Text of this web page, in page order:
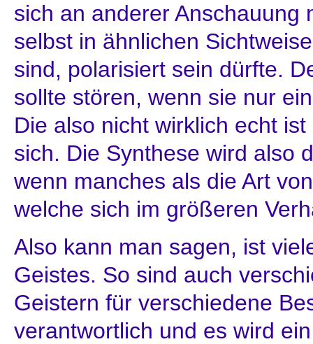
sich an anderer Anschauung
selbst in ähnlichen
sind, polarisiert sein dürfte.
sollte stören, wenn sie nur
Die also nicht wirklich echt
sich. Die Synthese wird also
wenn manches als die Art
welche sich im größeren
Also kann man sagen, ist
Geistes. So sind auch
Geistern für verschiedene
verantwortlich und es wird